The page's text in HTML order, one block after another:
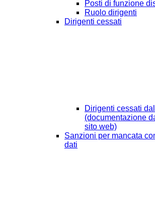
Posti di funzione
Ruolo dirigenti
Dirigenti cessati
Dirigenti cessati
(documentazione
sito web)
Sanzioni per mancata
dati